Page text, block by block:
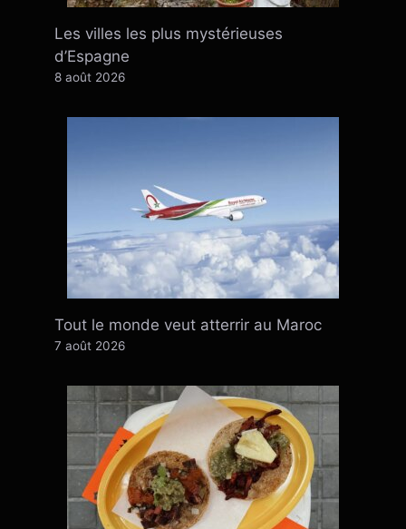
Les villes les plus mystérieuses
d’Espagne
8 août 2026
Tout le monde veut atterrir au Maroc
7 août 2026